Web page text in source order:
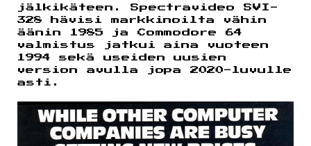
jälkikäteen. Spectravideo SVI-
328 hävisi markkinoilta vähin
äänin 1985 ja Commodore 64
valmistus jatkui aina vuoteen
1994 sekä useiden uusien
version avulla jopa 2020-luvulle
asti.